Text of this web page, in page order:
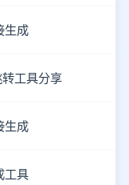
生成
工具分享
生成
工具